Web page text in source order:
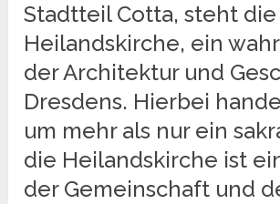
Stadtteil Cotta, steht die
Heilandskirche, ein
der Architektur und
Dresdens. Hierbei
um mehr als nur ein
die Heilandskirche ist
der Gemeinschaft und